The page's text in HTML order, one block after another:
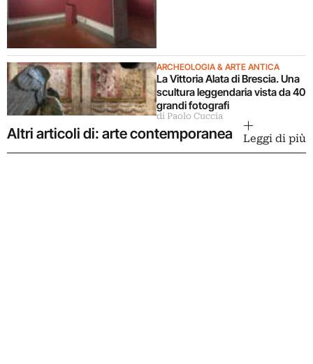
ARCHEOLOGIA & ARTE ANTICA
La Vittoria Alata di Brescia. Una
scultura leggendaria vista da 40
grandi fotografi
di Paolo Cuccia
Altri articoli di: arte contemporanea Leggi di più